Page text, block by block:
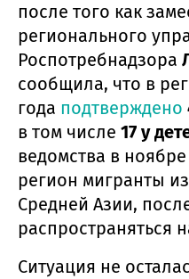
после того как
регионального
Роспотребнадзора
сообщила, что в
года подтверждено
в том числе 17 у
ведомства в
регион мигранты
Средней Азии,
распространяться
Ситуация не